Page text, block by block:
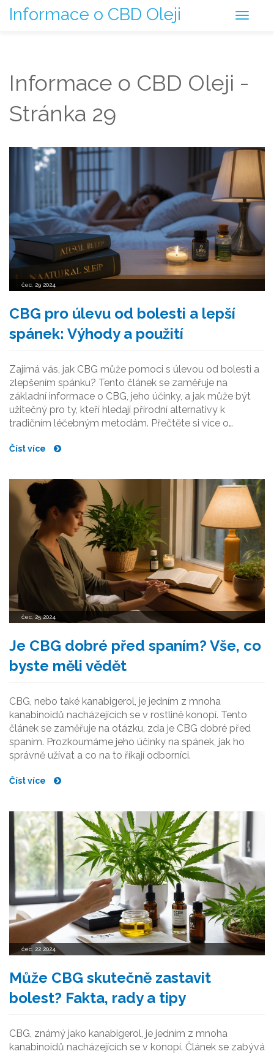
Informace o CBD Oleji
Informace o CBD Oleji -
Stránka 29
čec, 29 2024
CBG pro úlevu od bolesti a lepší
spánek: Výhody a použití
Zajímá vás, jak CBG může pomoci s úlevou od bolesti a
zlepšením spánku? Tento článek se zaměřuje na
základní informace o CBG, jeho účinky, a jak může být
užitečný pro ty, kteří hledají přírodní alternativy k
tradičním léčebným metodám. Přečtěte si více o
každodenním životě.
Číst více
čec, 25 2024
Je CBG dobré před spaním? Vše, co
byste měli vědět
CBG, nebo také kanabigerol, je jedním z mnoha
kanabinoidů nacházejících se v rostlině konopí. Tento
článek se zaměřuje na otázku, zda je CBG dobré před
spaním. Prozkoumáme jeho účinky na spánek, jak ho
správně užívat a co na to říkají odborníci.
Číst více
čec, 22 2024
Může CBG skutečně zastavit
bolest? Fakta, rady a tipy
CBG, známý jako kanabigerol, je jedním z mnoha
kanabinoidů nacházejících se v konopí. Článek se zabývá